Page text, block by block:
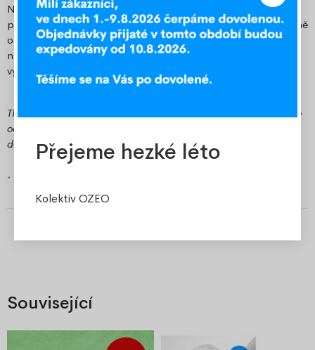
Nechte si vypracovat speciální nabídku přesně na míru vašim
potřebám a využijte naše nejlepší ceny. Objednejte si pohodlně
online a těšte se na skvělý poměr ceny a kvality. Kontaktujte
nás na e-mailové adrese velkoobchod@ozeo.cz
výhodnou nabídku.
TIP: Pokud jste z Frýdecko-Místecka, využijte možnost osobního
odběru v našem expedičním skladu v Místku a ušetřete za
dopravu.
.
Související
Přejeme hezké léto
Kolektiv OZEO